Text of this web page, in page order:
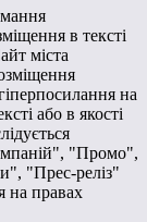
в тексті
міста
на
або в якості
"Промо",
"Прес-реліз"
на правах